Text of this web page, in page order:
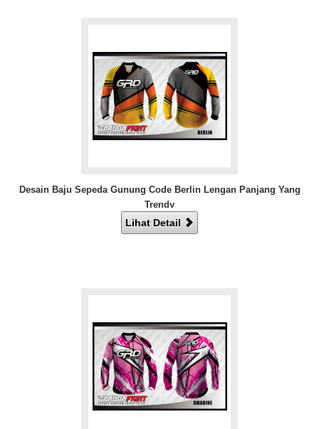
Desain Baju Sepeda Gunung Code Berlin Lengan Panjang Yang
Trendy
Lihat Detail